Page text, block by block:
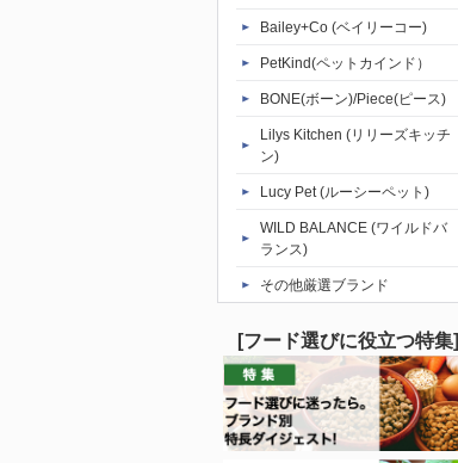
Bailey+Co (ベイリーコー)
PetKind(ペットカインド）
BONE(ボーン)/Piece(ピース)
Lilys Kitchen (リリーズキッチ
ン)
Lucy Pet (ルーシーペット)
WILD BALANCE (ワイルドバ
ランス)
その他厳選ブランド
[フード選びに役立つ特集]